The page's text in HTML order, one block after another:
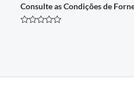
Consulte as Condições de